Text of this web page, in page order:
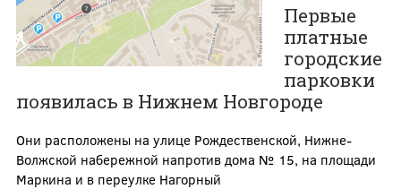
Первые
платные
городские
парковки
появилась в Нижнем Новгороде
Они расположены на улице Рождественской, Нижне-
Волжской набережной напротив дома № 15, на площади
Маркина и в переулке Нагорный